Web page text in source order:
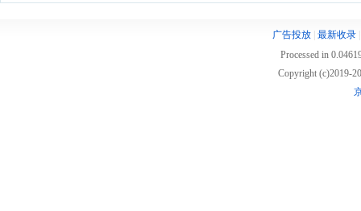
广告投放 最新收录
Processed in
Copyright (c)2019-